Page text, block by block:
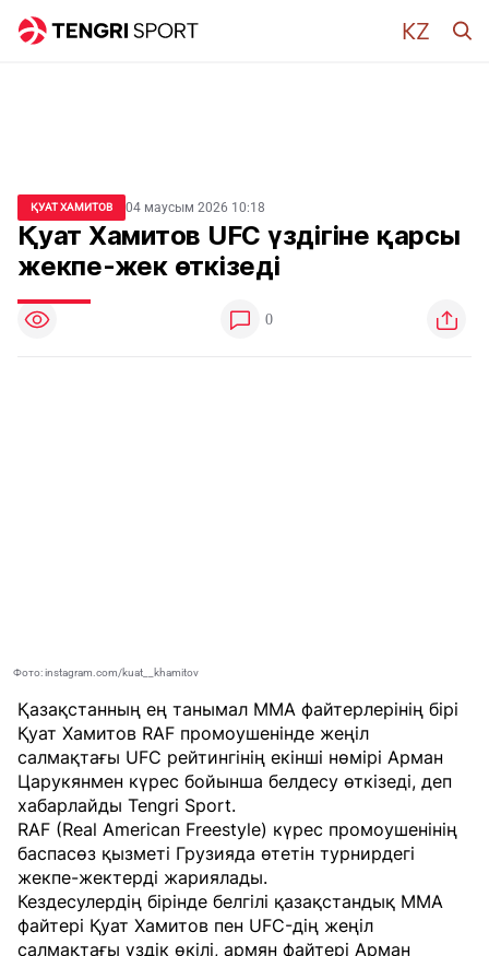
ҚУАТ ХАМИТОВ 04 маусым 2026 10:18
Қуат Хамитов UFC үздігіне қарсы
жекпе-жек өткізеді
0
Фото: instagram.com/kuat__khamitov
Қазақстанның ең танымал ММА файтерлерінің бірі
Қуат Хамитов RAF промоушенінде жеңіл
салмақтағы UFC рейтингінің екінші нөмірі Арман
Царукянмен күрес бойынша белдесу өткізеді, деп
хабарлайды Tengri Sport.
RAF (Real American Freestyle) күрес промоушенінің
баспасөз қызметі Грузияда өтетін турнирдегі
жекпе-жектерді жариялады.
Кездесулердің бірінде белгілі қазақстандық ММА
файтері Қуат Хамитов пен UFC-дің жеңіл
салмақтағы үздік өкілі, армян файтері Арман